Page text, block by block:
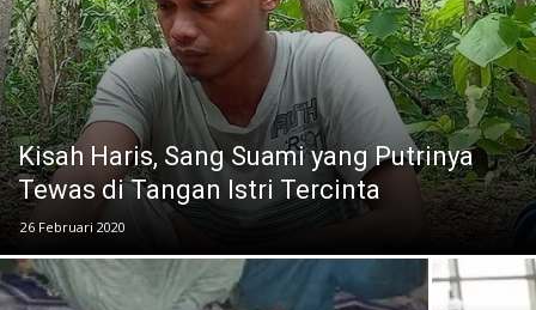
Kisah Haris, Sang Suami yang Putrinya
Tewas di Tangan Istri Tercinta
26 Februari 2020